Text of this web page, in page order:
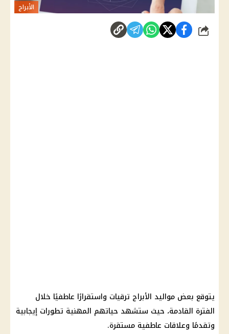
الأبراج
شارك
يتوقع بعض مواليد الأبراج ترقيات واستقرارًا عاطفيًا خلال
الفترة القادمة، حيث ستشهد حياتهم المهنية تطورات إيجابية
وتقدمًا وعلاقات عاطفية مستقرة.